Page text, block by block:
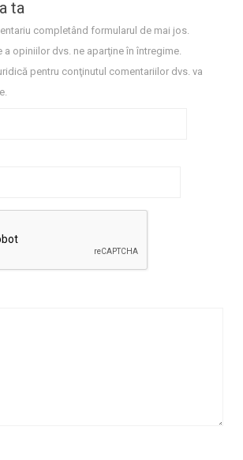
ta
completând formularul de mai jos.
a opiniilor dvs. ne aparţine în întregime.
pentru conţinutul comentariilor dvs. va